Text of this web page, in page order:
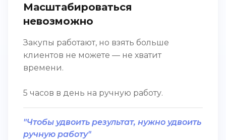
Масштабироваться
невозможно
Закупы работают, но взять больше
клиентов не можете — не хватит
времени.
5 часов в день на ручную работу.
"Чтобы удвоить результат, нужно удвоить
ручную работу"